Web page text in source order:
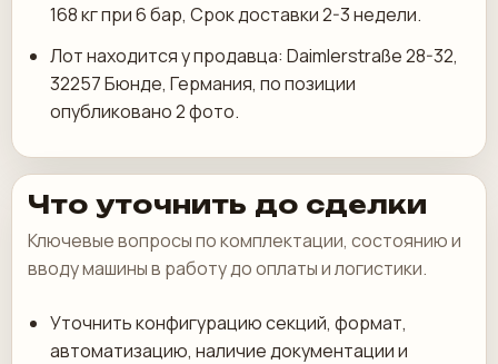
168 кг при 6 бар, Срок доставки 2-3 недели.
Лот находится у продавца: Daimlerstraße 28-32,
32257 Бюнде, Германия, по позиции
опубликовано 2 фото.
Что уточнить до сделки
Ключевые вопросы по комплектации, состоянию и
вводу машины в работу до оплаты и логистики.
Уточнить конфигурацию секций, формат,
автоматизацию, наличие документации и